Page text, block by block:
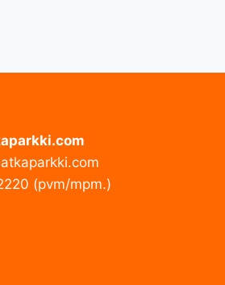
(pvm/mpm.)